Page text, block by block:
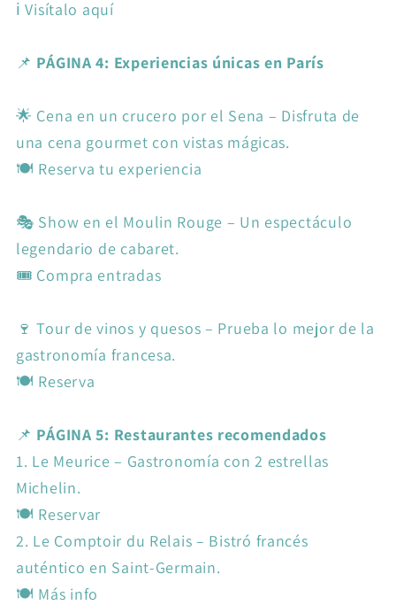
ℹ️ Visítalo aquí
📌 PÁGINA 4: Experiencias únicas en París
🌟 Cena en un crucero por el Sena – Disfruta de
una cena gourmet con vistas mágicas.
🍽️ Reserva tu experiencia
🎭 Show en el Moulin Rouge – Un espectáculo
legendario de cabaret.
🎟️ Compra entradas
🍷 Tour de vinos y quesos – Prueba lo mejor de la
gastronomía francesa.
🍽️ Reserva
📌 PÁGINA 5: Restaurantes recomendados
1. Le Meurice – Gastronomía con 2 estrellas
Michelin.
🍽️ Reservar
2. Le Comptoir du Relais – Bistró francés
auténtico en Saint-Germain.
🍽️ Más info